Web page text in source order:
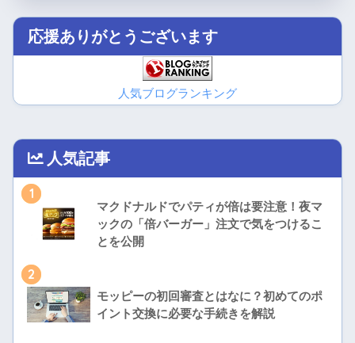
応援ありがとうございます
人気ブログランキング
人気記事
1
マクドナルドでパティが倍は要注意！夜マ
ックの「倍バーガー」注文で気をつけるこ
とを公開
2
モッピーの初回審査とはなに？初めてのポ
イント交換に必要な手続きを解説